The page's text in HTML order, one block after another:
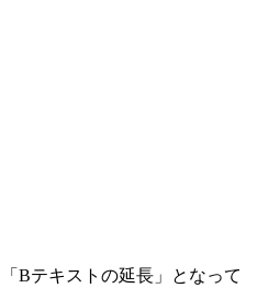
Bテキストの延長」となって